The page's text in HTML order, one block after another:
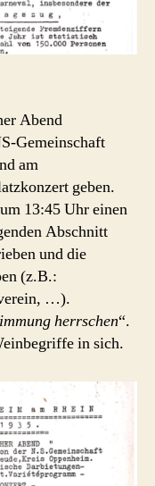
Abend
Gemeinschaft
am
geben.
13:45 Uhr einen
Abschnitt
und die
(z.B.:
…).
herrschen“.
in sich.